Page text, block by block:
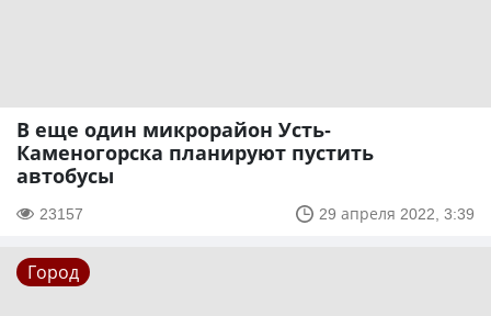
В еще один микрорайон Усть-
Каменогорска планируют пустить
автобусы
23157 29 апреля 2022, 3:39
Город